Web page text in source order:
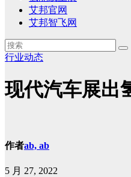
艾邦官网
艾邦智飞网
行业动态
现代汽车展出
作者ab, ab
5 月 27, 2022